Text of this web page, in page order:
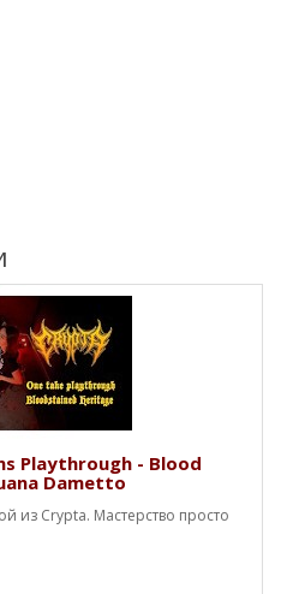
Playthrough - Blood
Dametto
из Crypta. Мастерство просто